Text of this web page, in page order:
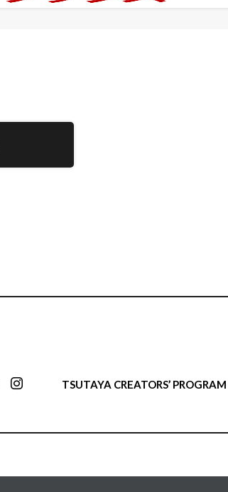
TSUTAYA CREATORS’ PROGRAM